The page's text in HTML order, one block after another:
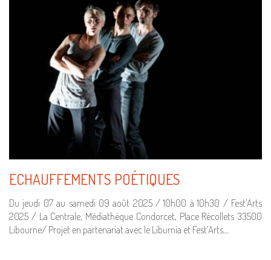
ECHAUFFEMENTS POÉTIQUES
Du jeudi 07 au samedi 09 août 2025 / 10h00 à 10h30 / Fest’Arts
2025 / La Centrale, Médiathèque Condorcet, Place Récollets 33500
Libourne/ Projet en partenariat avec le Liburnia et Fest’Arts…